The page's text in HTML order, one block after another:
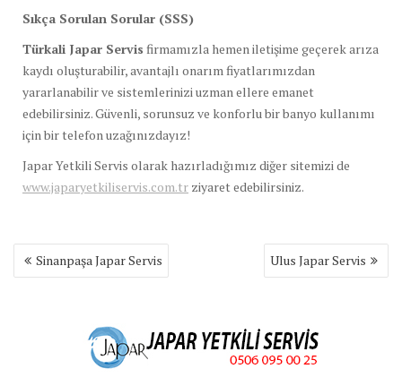
Sıkça Sorulan Sorular (SSS)
Türkali Japar Servis firmamızla hemen iletişime geçerek arıza
kaydı oluşturabilir, avantajlı onarım fiyatlarımızdan
yararlanabilir ve sistemlerinizi uzman ellere emanet
edebilirsiniz. Güvenli, sorunsuz ve konforlu bir banyo kullanımı
için bir telefon uzağınızdayız!
Japar Yetkili Servis olarak hazırladığımız diğer sitemizi de
www.japaryetkiliservis.com.tr ziyaret edebilirsiniz.
Yazı
gezinmesi
Sinanpaşa Japar Servis Ulus Japar Servis